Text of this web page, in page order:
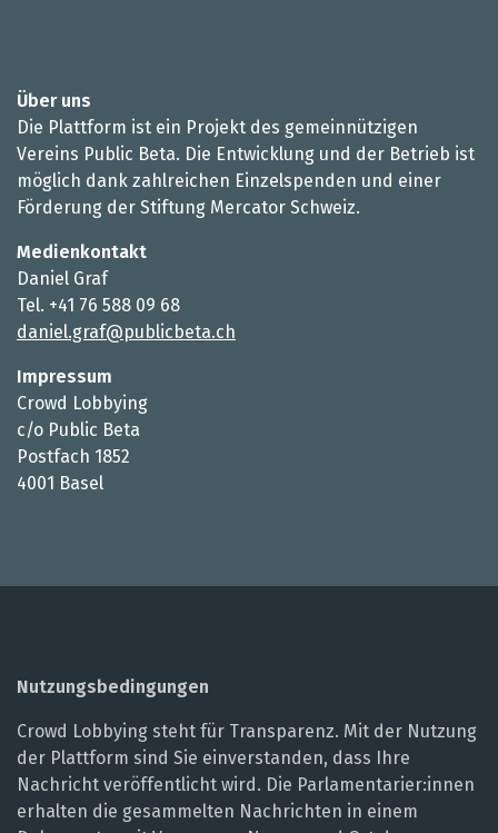
Über uns
Die Plattform ist ein Projekt des gemeinnützigen
Vereins Public Beta. Die Entwicklung und der Betrieb ist
möglich dank zahlreichen Einzelspenden und einer
Förderung der Stiftung Mercator Schweiz.
Medienkontakt
Daniel Graf
Tel. +41 76 588 09 68
daniel.graf@publicbeta.ch
Impressum
Crowd Lobbying
c/o Public Beta
Postfach 1852
4001 Basel
Nutzungsbedingungen
Crowd Lobbying steht für Transparenz. Mit der Nutzung
der Plattform sind Sie einverstanden, dass Ihre
Nachricht veröffentlicht wird. Die Parlamentarier:innen
erhalten die gesammelten Nachrichten in einem